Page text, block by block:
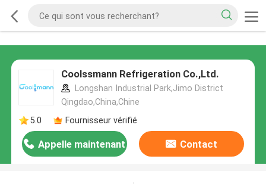
Coolssmann Refrigeration Co.,Ltd.
Longshan Industrial Park,Jimo District
Qingdao,China,Chine
5.0
Fournisseur vérifié
Appelle maintenant Contact